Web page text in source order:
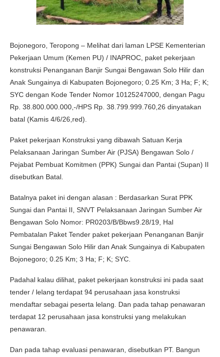
Bojonegoro, Teropong – Melihat dari laman LPSE Kementerian
Pekerjaan Umum (Kemen PU) / INAPROC, paket pekerjaan
konstruksi Penanganan Banjir Sungai Bengawan Solo Hilir dan
Anak Sungainya di Kabupaten Bojonegoro; 0.25 Km; 3 Ha; F; K;
SYC dengan Kode Tender Nomor 10125247000, dengan Pagu
Rp. 38.800.000.000,-/HPS Rp. 38.799.999.760,26 dinyatakan
batal (Kamis 4/6/26,red).
Paket pekerjaan Konstruksi yang dibawah Satuan Kerja
Pelaksanaan Jaringan Sumber Air (PJSA) Bengawan Solo /
Pejabat Pembuat Komitmen (PPK) Sungai dan Pantai (Supan) II
disebutkan Batal.
Batalnya paket ini dengan alasan : Berdasarkan Surat PPK
Sungai dan Pantai II, SNVT Pelaksanaan Jaringan Sumber Air
Bengawan Solo Nomor: PR0203/B/Bbws9.28/19, Hal
Pembatalan Paket Tender paket pekerjaan Penanganan Banjir
Sungai Bengawan Solo Hilir dan Anak Sungainya di Kabupaten
Bojonegoro; 0.25 Km; 3 Ha; F; K; SYC.
Padahal kalau dilihat, paket pekerjaan konstruksi ini pada saat
tender / lelang terdapat 94 perusahaan jasa konstruksi
mendaftar sebagai peserta lelang. Dan pada tahap penawaran
terdapat 12 perusahaan jasa konstruksi yang melakukan
penawaran.
Dan pada tahap evaluasi penawaran, disebutkan PT. Bangun